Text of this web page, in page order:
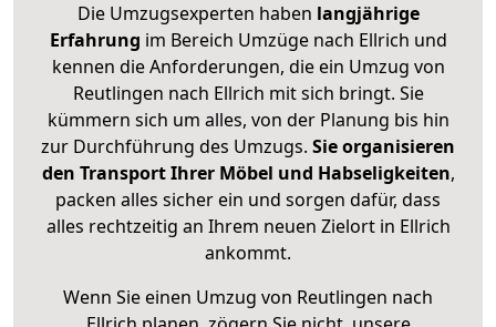
Die Umzugsexperten haben langjährige
Erfahrung im Bereich Umzüge nach Ellrich und
kennen die Anforderungen, die ein Umzug von
Reutlingen nach Ellrich mit sich bringt. Sie
kümmern sich um alles, von der Planung bis hin
zur Durchführung des Umzugs. Sie organisieren
den Transport Ihrer Möbel und Habseligkeiten,
packen alles sicher ein und sorgen dafür, dass
alles rechtzeitig an Ihrem neuen Zielort in Ellrich
ankommt.
Wenn Sie einen Umzug von Reutlingen nach